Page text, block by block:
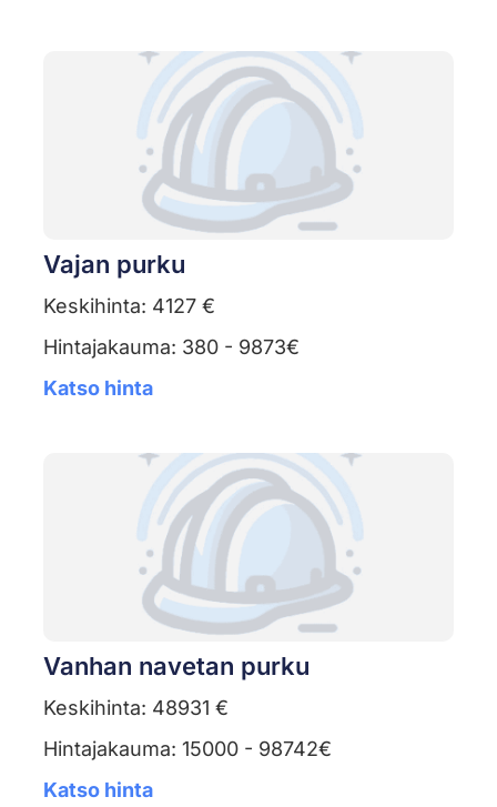
Vajan purku
Keskihinta: 4127 €
Hintajakauma: 380 - 9873€
Katso hinta
Vanhan navetan purku
Keskihinta: 48931 €
Hintajakauma: 15000 - 98742€
Katso hinta